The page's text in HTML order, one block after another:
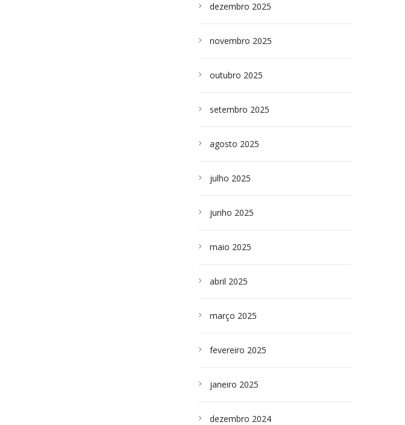
dezembro 2025
novembro 2025
outubro 2025
setembro 2025
agosto 2025
julho 2025
junho 2025
maio 2025
abril 2025
março 2025
fevereiro 2025
janeiro 2025
dezembro 2024